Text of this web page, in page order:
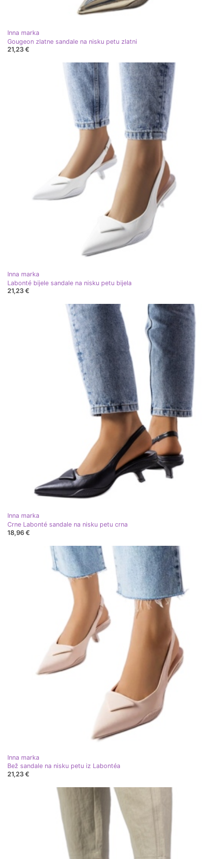
Inna marka
Gougeon zlatne sandale na nisku petu zlatni
21,23 €
Inna marka
Labonté bijele sandale na nisku petu bijela
21,23 €
Inna marka
Crne Labonté sandale na nisku petu crna
18,96 €
Inna marka
Bež sandale na nisku petu iz Labontéa
21,23 €